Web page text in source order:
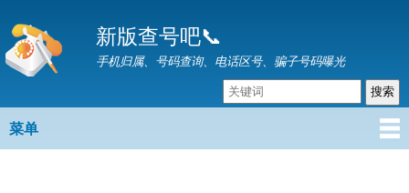
转
到
要
容
新版查号吧📞
手机归属、号码查询、电话区号、骗子号码曝光
主菜单
菜单